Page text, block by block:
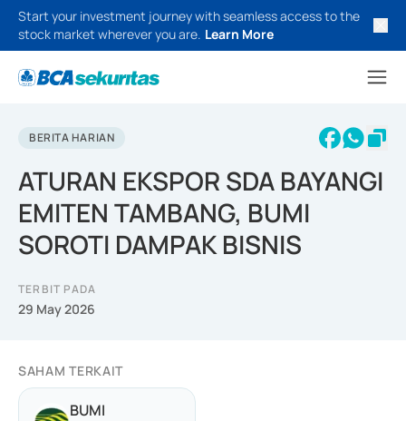
Start your investment journey with seamless access to the
stock market wherever you are. Learn More
BERITA HARIAN
ATURAN EKSPOR SDA BAYANGI
EMITEN TAMBANG, BUMI
SOROTI DAMPAK BISNIS
TERBIT PADA
29 May 2026
SAHAM TERKAIT
BUMI